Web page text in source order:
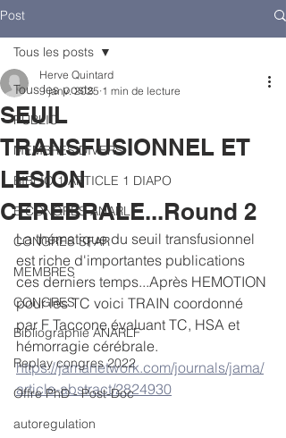
Post
Tous les posts
PUBLIC
MEMBRES DIVERS
BIBLIO 1 ARTICLE 1 DIAPO
E CONGRES ANARLF
CONGRES SFAR
MEMBRES
CONGRES
Bibliographie ANARLF
Replay congres 2022
Offre PhD - Post-Doc
autoregulation
Tous les posts
SEUIL
TRANSFUSIONNEL ET
LESION
CEREBRALE...Round 2
Herve Quintard
9 janv. 2025 1 min de lecture
La thématique du seuil transfusionnel
est riche d'importantes publications
ces derniers temps...Après HEMOTION
pour les TC voici TRAIN coordonné
par F Taccone évaluant TC, HSA et
hémorragie cérébrale.
https://jamanetwork.com/journals/jama/
article-abstract/2824930